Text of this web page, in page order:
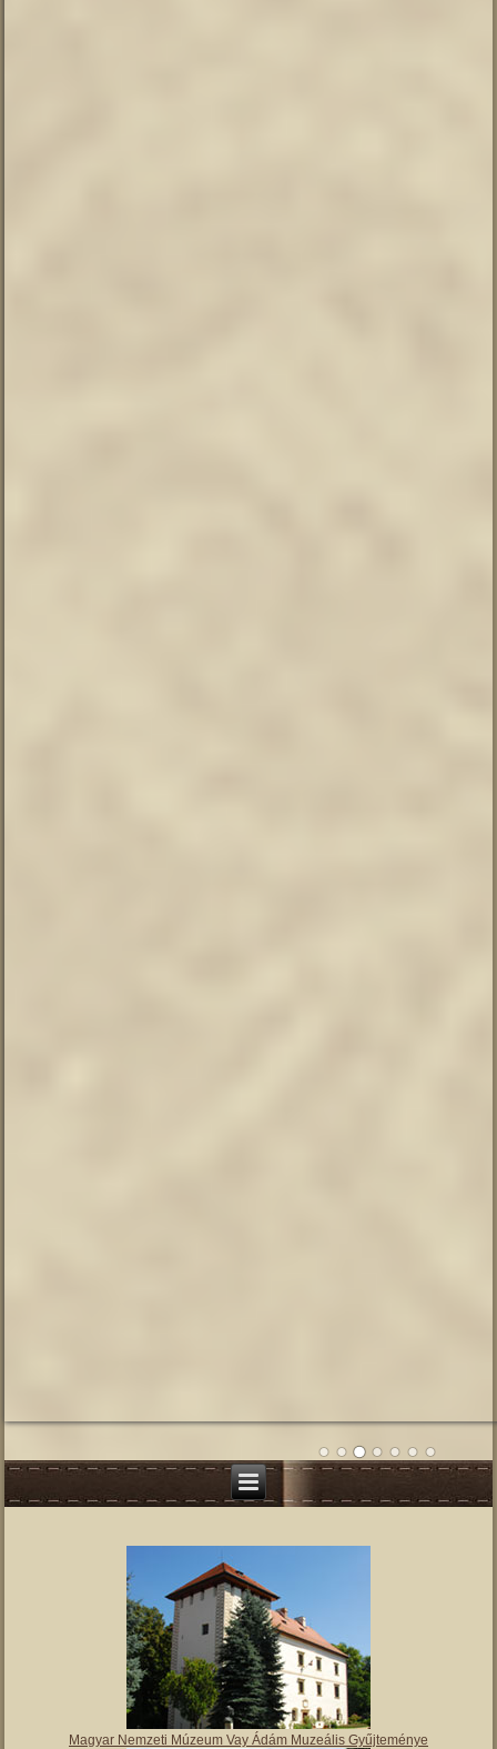
Magyar Nemzeti Múzeum Vay Ádám Muzeális Gyűjteménye